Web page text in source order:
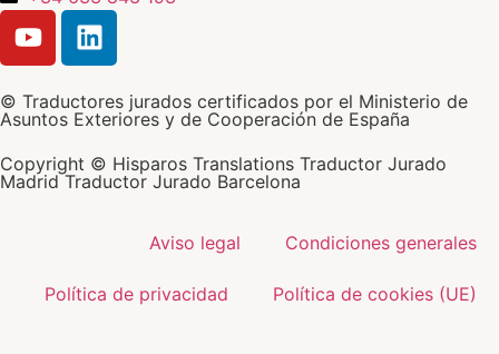
© Traductores jurados certificados por el Ministerio de
Asuntos Exteriores y de Cooperación de España
Copyright © Hisparos Translations Traductor Jurado
Madrid Traductor Jurado Barcelona
Aviso legal Condiciones generales
Política de privacidad Política de cookies (UE)